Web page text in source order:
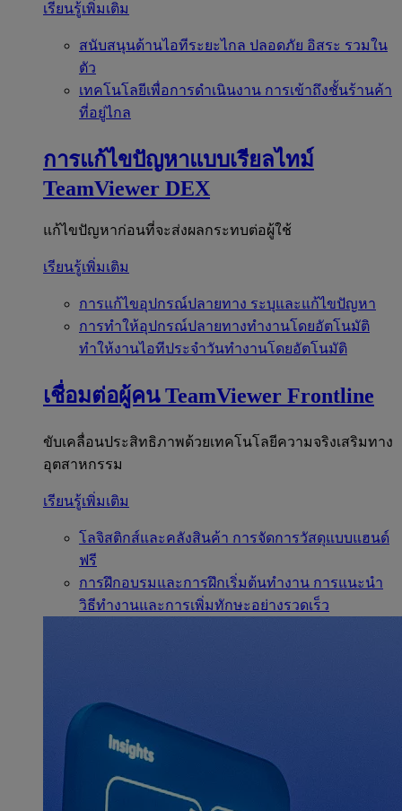
เรียนรู้เพิ่มเติม
สนับสนุนด้านไอทีระยะไกล ปลอดภัย อิสระ รวมใน
ตัว
เทคโนโลยีเพื่อการดำเนินงาน การเข้าถึงชั้นร้านค้า
ที่อยู่ไกล
การแก้ไขปัญหาแบบเรียลไทม์
TeamViewer DEX
แก้ไขปัญหาก่อนที่จะส่งผลกระทบต่อผู้ใช้
เรียนรู้เพิ่มเติม
การแก้ไขอุปกรณ์ปลายทาง ระบุและแก้ไขปัญหา
การทำให้อุปกรณ์ปลายทางทำงานโดยอัตโนมัติ
ทำให้งานไอทีประจำวันทำงานโดยอัตโนมัติ
เชื่อมต่อผู้คน TeamViewer Frontline
ขับเคลื่อนประสิทธิภาพด้วยเทคโนโลยีความจริงเสริมทาง
อุตสาหกรรม
เรียนรู้เพิ่มเติม
โลจิสติกส์และคลังสินค้า การจัดการวัสดุแบบแฮนด์
ฟรี
การฝึกอบรมและการฝึกเริ่มต้นทำงาน การแนะนำ
วิธีทำงานและการเพิ่มทักษะอย่างรวดเร็ว